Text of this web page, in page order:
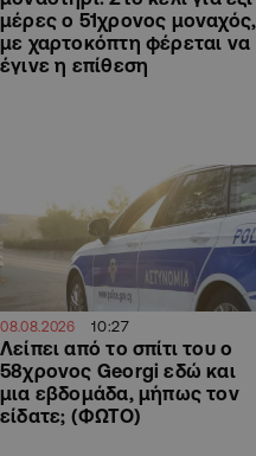
μέρες ο 51χρονος μοναχός,
με χαρτοκόπτη φέρεται να
έγινε η επίθεση
08.08.2026 10:27
Λείπει από το σπίτι του ο
58χρονος Georgi εδώ και
μια εβδομάδα, μήπως τον
είδατε; (ΦΩΤΟ)